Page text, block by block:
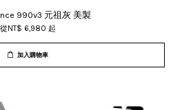
990v3 元祖灰 美製
從NT$ 6,980 起
加入購物車